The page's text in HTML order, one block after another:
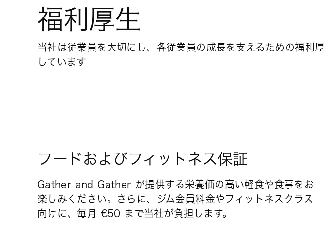
福利厚生
当社は従業員を大切にし、各従業員の成長を支えるための福利
しています
フードおよびフィットネス保証
Gather and Gather が提供する栄養価の高い軽食や食事をお
楽しみください。さらに、ジム会員料金やフィットネスクラス
向けに、毎月 €50 まで当社が負担します。